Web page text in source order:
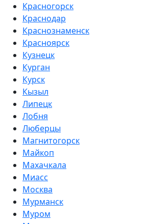
Красногорск
Краснодар
Краснознаменск
Красноярск
Кузнецк
Курган
Курск
Кызыл
Липецк
Лобня
Люберцы
Магнитогорск
Майкоп
Махачкала
Миасс
Москва
Мурманск
Муром